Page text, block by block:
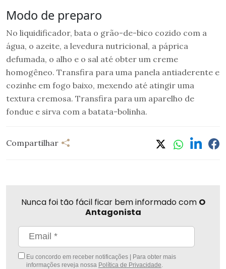
Modo de preparo
No liquidificador, bata o grão-de-bico cozido com a
água, o azeite, a levedura nutricional, a páprica
defumada, o alho e o sal até obter um creme
homogêneo. Transfira para uma panela antiaderente e
cozinhe em fogo baixo, mexendo até atingir uma
textura cremosa. Transfira para um aparelho de
fondue e sirva com a batata-bolinha.
Compartilhar
Nunca foi tão fácil ficar bem informado com O
Antagonista
Eu concordo em receber notificações | Para obter mais
informações reveja nossa Política de Privacidade